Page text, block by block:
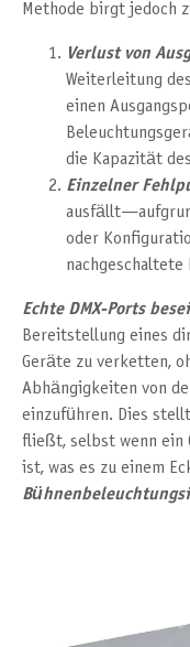
Methode birgt jedoch
Verlust von
Weiterleitung
einen
die Kapazität
Einzelner
oder
nachgeschaltete
Echte DMX-Ports
Bereitstellung eines
Geräte zu verketten,
Abhängigkeiten von
einzuführen. Dies stellt
fließt, selbst wenn ein
ist, was es zu einem